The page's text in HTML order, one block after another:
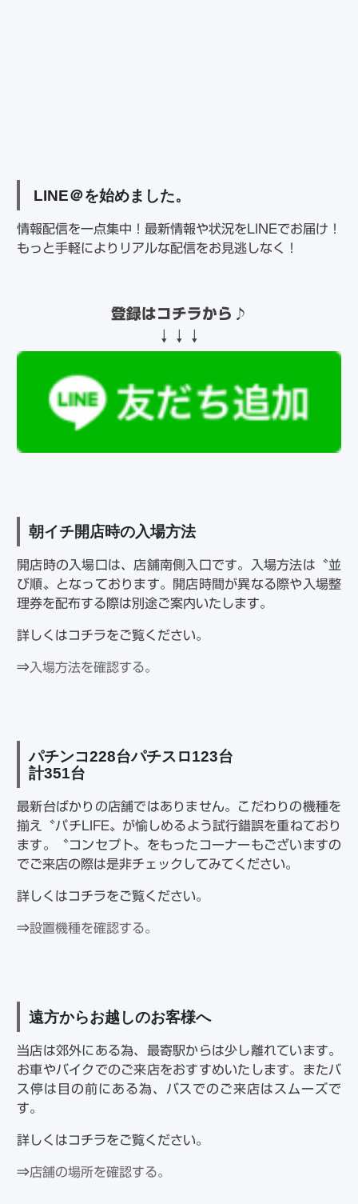
LINE＠を始めました。
情報配信を一点集中！最新情報や状況をLINEでお届け！
もっと手軽によりリアルな配信をお見逃しなく！
登録はコチラから♪
↓↓↓
朝イチ開店時の入場方法
開店時の入場口は、店舗南側入口です。入場方法は〝並
び順〟となっております。開店時間が異なる際や入場整
理券を配布する際は別途ご案内いたします。
詳しくはコチラをご覧ください。
⇒入場方法を確認する。
パチンコ228台パチスロ123台
計351台
最新台ばかりの店舗ではありません。こだわりの機種を
揃え〝パチLIFE〟が愉しめるよう試行錯誤を重ねており
ます。〝コンセプト〟をもったコーナーもございますの
でご来店の際は是非チェックしてみてください。
詳しくはコチラをご覧ください。
⇒設置機種を確認する。
遠方からお越しのお客様へ
当店は郊外にある為、最寄駅からは少し離れています。
お車やバイクでのご来店をおすすめいたします。またバ
ス停は目の前にある為、バスでのご来店はスムーズで
す。
詳しくはコチラをご覧ください。
⇒店舗の場所を確認する。